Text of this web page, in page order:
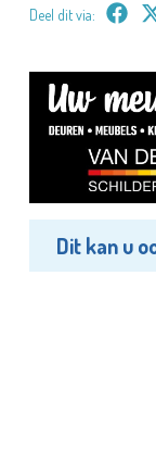
Deel dit via:
Dit kan u